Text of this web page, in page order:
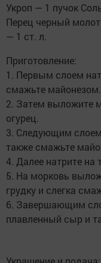
Укроп — 1 пучок
Перец черный
— 1 ст. л.
Приготовление:
1. Первым слоем
смажьте майонезом.
2. Затем выложите
огурец.
3. Следующим слоем
также смажьте
4. Далее натрите на
5. На морковь
грудку и слегка
6. Завершающим
плавленный сыр и